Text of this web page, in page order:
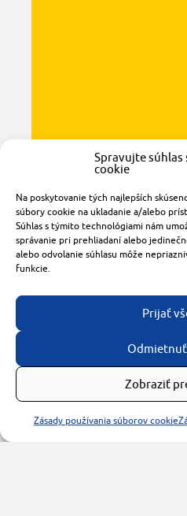
Spravujte súhlas
cookie
Na poskytovanie tých najlepších
súbory cookie na ukladanie a/alebo
Súhlas s týmito technológiami nám
správanie pri prehliadaní alebo
alebo odvolanie súhlasu môže
funkcie.
Prijať
Zobraziť
Zásady používania súborov cookie